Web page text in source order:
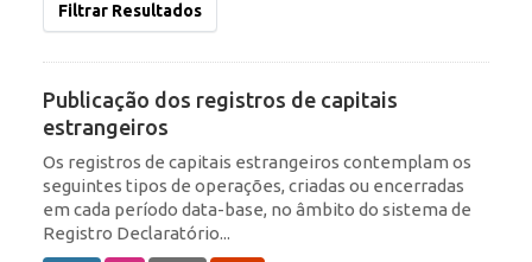
Filtrar Resultados
Publicação dos registros de capitais
estrangeiros
Os registros de capitais estrangeiros contemplam os
seguintes tipos de operações, criadas ou encerradas
em cada período data-base, no âmbito do sistema de
Registro Declaratório...